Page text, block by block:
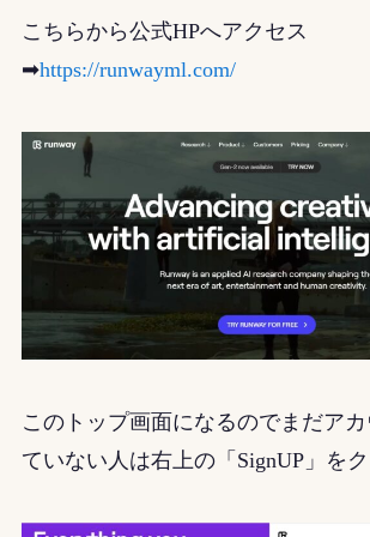
こちらから公式HPへアクセス
➡https://runwayml.com/
このトップ画面になるのでまだア
ていない人は右上の「SignUP」をク